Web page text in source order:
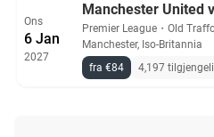
Ons
6 Jan
2027
Manchester United
Premier League ・ Old
Manchester, Iso-Britannia
fra €84
4,197